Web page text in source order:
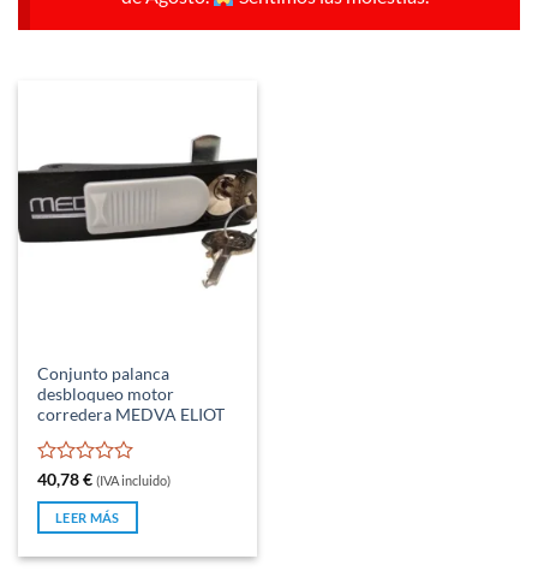
Conjunto palanca
desbloqueo motor
corredera MEDVA ELIOT
Valorado
con
de
5
40,78€ (IVA incluido)
LEER MÁS